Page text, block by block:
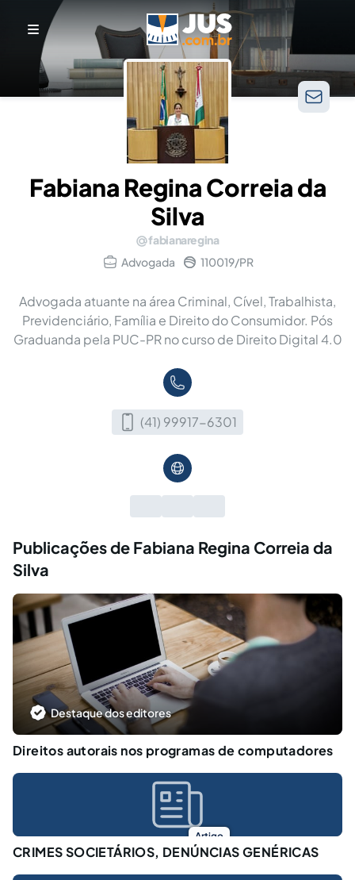
Fabiana Regina Correia da
Silva
fabianaregina
Advogada
110019/PR
Advogada atuante na área Criminal, Cível, Trabalhista,
Previdenciário, Família e Direito do Consumidor. Pós
Graduanda pela PUC-PR no curso de Direito Digital 4.0
(41) 99917-6301
Publicações de Fabiana Regina Correia da
Silva
Destaque dos editores
Direitos autorais nos programas de computadores
Artigo
CRIMES SOCIETÁRIOS, DENÚNCIAS GENÉRICAS